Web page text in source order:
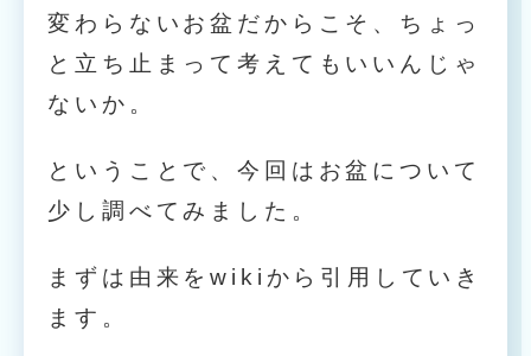
変わらないお盆だからこそ、ちょっ
と立ち止まって考えてもいいんじゃ
ないか。
ということで、今回はお盆について
少し調べてみました。
まずは由来をwikiから引用していき
ます。